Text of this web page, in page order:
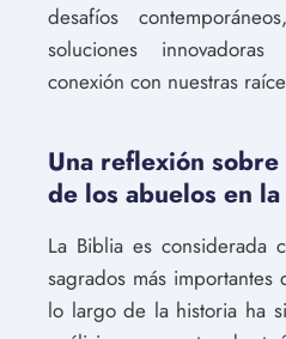
desafíos
soluciones
conexión con nuestras
Una reflexión sobre
de los abuelos en
La Biblia es considerada
sagrados más
lo largo de la historia ha